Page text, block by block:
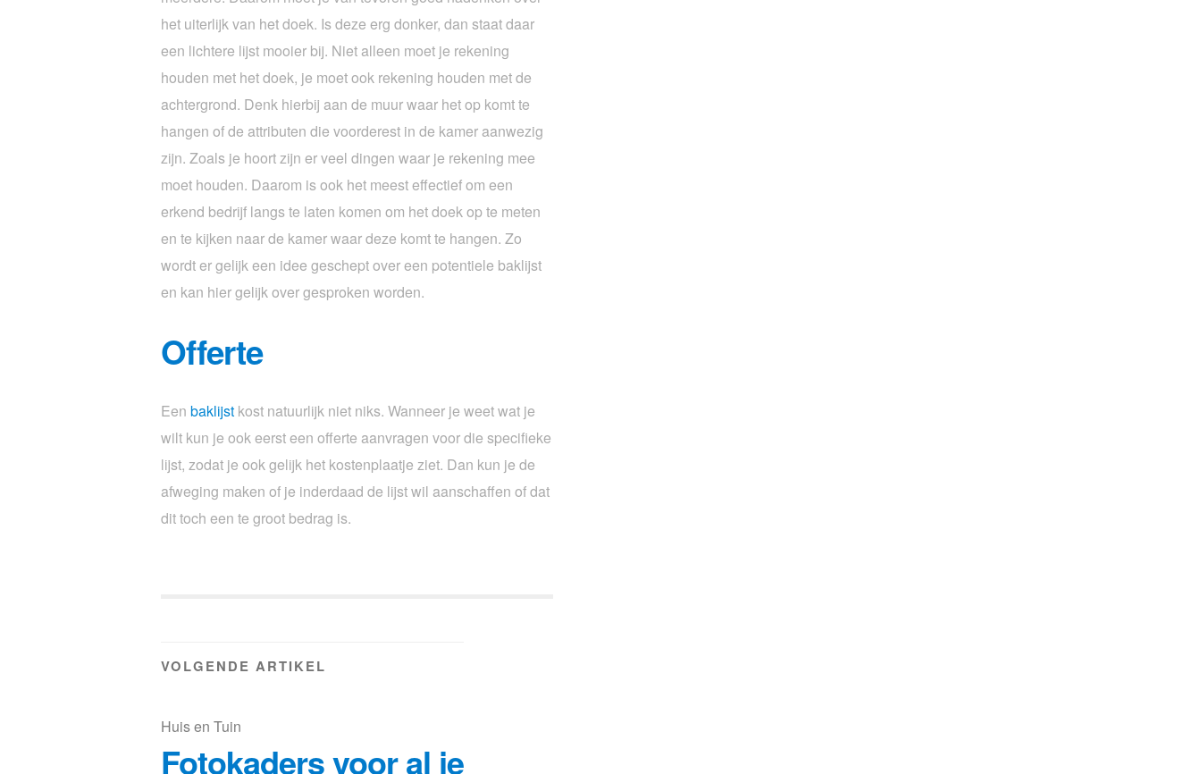
het uiterlijk van het doek. Is deze erg donker, dan staat daar
een lichtere lijst mooier bij. Niet alleen moet je rekening
houden met het doek, je moet ook rekening houden met de
achtergrond. Denk hierbij aan de muur waar het op komt te
hangen of de attributen die voorderest in de kamer aanwezig
zijn. Zoals je hoort zijn er veel dingen waar je rekening mee
moet houden. Daarom is ook het meest effectief om een
erkend bedrijf langs te laten komen om het doek op te meten
en te kijken naar de kamer waar deze komt te hangen. Zo
wordt er gelijk een idee geschept over een potentiele baklijst
en kan hier gelijk over gesproken worden.
Offerte
Een baklijst kost natuurlijk niet niks. Wanneer je weet wat je
wilt kun je ook eerst een offerte aanvragen voor die specifieke
lijst, zodat je ook gelijk het kostenplaatje ziet. Dan kun je de
afweging maken of je inderdaad de lijst wil aanschaffen of dat
dit toch een te groot bedrag is.
VOLGENDE ARTIKEL
Huis en Tuin
Fotokaders voor al je